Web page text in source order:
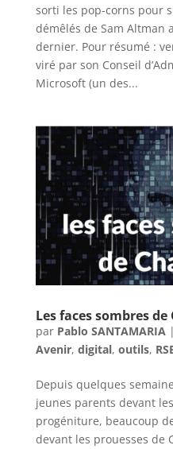
sorti les pop-corns pour
démêlés de Sam Altman
dernier. Pour résumé :
viré par son Conseil
Microsoft (un des...
Les faces sombres de
par Pablo SANTAMARIA|
Avenir, digital, outils,
Depuis quelques
jeunes parents devant
progéniture, beaucoup
devant les prouesses de